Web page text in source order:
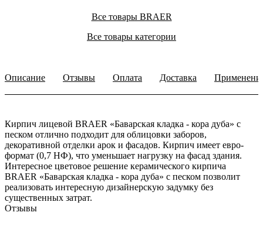
Все товары BRAER
Все товары категории
Описание Отзывы Оплата Доставка
Кирпич лицевой BRAER «Баварская кладка - кора дуба» с
песком отлично подходит для облицовки заборов,
декоративной отделки арок и фасадов. Кирпич имеет евро-
формат (0,7 НФ), что уменьшает нагрузку на фасад здания.
Интересное цветовое решение керамического кирпича
BRAER «Баварская кладка - кора дуба» с песком позволит
реализовать интересную дизайнерскую задумку без
существенных затрат.
Отзывы